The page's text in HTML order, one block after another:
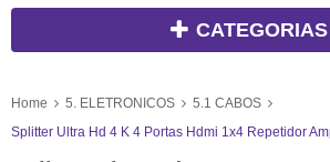
CATEGORIAS
Home 5. ELETRONICOS
5.1 CABOS
Splitter Ultra Hd 4 K 4 Portas Hdmi 1x4 Repetidor